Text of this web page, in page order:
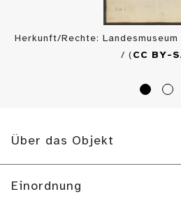
Herkunft/Rechte:
/ ( CC BY-
Über das Objekt
Einordnung